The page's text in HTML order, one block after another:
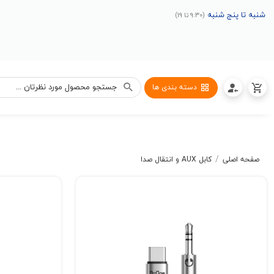
شنبه تا پنج شنبه (9:30 تا 19)
دسته بندی ها
صفحه اصلی / کابل AUX و انتقال صدا